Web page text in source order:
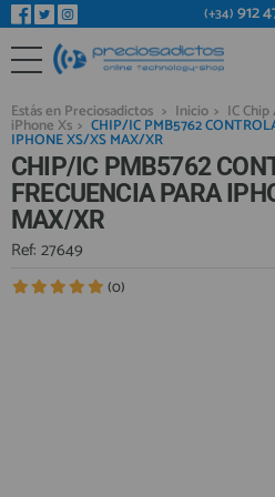
REPUESTOS MÓVILES
REPUESTOS TABLET
REPUESTOS RELOJES
REPUESTOS VIDEOCONSOLAS
REPUESTOS MACBOOK
REPUESTOS OTROS
REPUESTOS PORTÁTILES
Bienvenid@ otra vez
YA SOY CLIENTE
Recordarme
(+34) 912
Estás en Preciosadictos > Inicio > IC
iPhone Xs > CHIP/IC PMB5762
IPHONE XS/XS MAX/XR
CHIP/IC PMB5762
FRECUENCIA PARA
MAX/XR
Ref: 27649
(0)